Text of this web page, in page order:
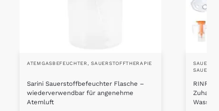
ATEMGASBEFEUCHTER ,SAUERSTOFFTHERAPIE
Sarini Sauerstoffbefeuchter Flasche –
wiederverwendbar für angenehme
Atemluft
RINRI
Wasser